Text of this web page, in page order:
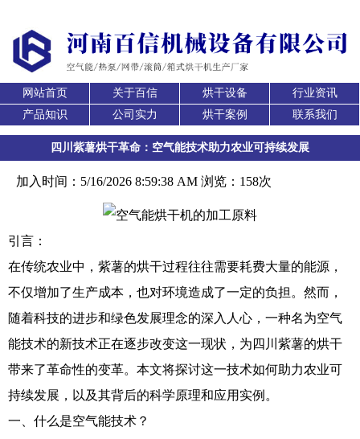
网站首页 关于百信 烘干设备
行业资讯
产品知识
公司实力 烘干案例 联系我们
四川紫薯烘干革命：空气能技术助力农业可持续发展
加入时间：5/16/2026 8:59:38 AM 浏览：158次
引言：
在传统农业中，紫薯的烘干过程往往需要耗费大量的能源，
不仅增加了生产成本，也对环境造成了一定的负担。然而，
随着科技的进步和绿色发展理念的深入人心，一种名为空气
能技术的新技术正在逐步改变这一现状，为四川紫薯的烘干
带来了革命性的变革。本文将探讨这一技术如何助力农业可
持续发展，以及其背后的科学原理和应用实例。
一、什么是空气能技术？